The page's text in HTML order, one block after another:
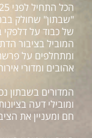
"שבתון" שחולק
של כבוד על דלפקי
המוביל בציבור
ומתחלפים על
אהובים ומדורי
המדורים בשבתון
ומובילי דעה
חם ומעניין את